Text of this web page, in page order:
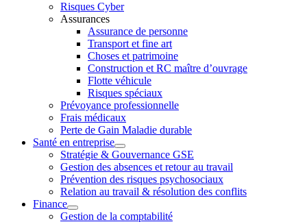
Risques Cyber
Assurances
Assurance de personne
Transport et fine art
Choses et patrimoine
Construction et RC maître d’ouvrage
Flotte véhicule
Risques spéciaux
Prévoyance professionnelle
Frais médicaux
Perte de Gain Maladie durable
Santé en entreprise
Stratégie & Gouvernance GSE
Gestion des absences et retour au travail
Prévention des risques psychosociaux
Relation au travail & résolution des conflits
Finance
Gestion de la comptabilité